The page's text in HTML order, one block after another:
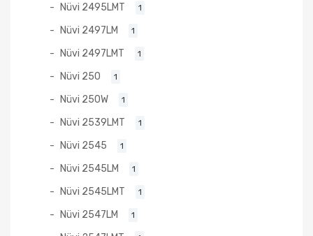
Nüvi 2495LMT 1
Nüvi 2497LM 1
Nüvi 2497LMT 1
Nüvi 250 1
Nüvi 250W 1
Nüvi 2539LMT 1
Nüvi 2545 1
Nüvi 2545LM 1
Nüvi 2545LMT 1
Nüvi 2547LM 1